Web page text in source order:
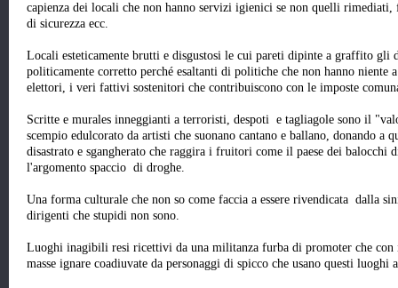
capienza dei locali che non hanno servizi igienici se non quelli
di sicurezza ecc.
Locali esteticamente brutti e disgustosi le cui pareti dipinte a graffito gli
politicamente corretto perché esaltanti di politiche che non hanno niente
elettori, i veri fattivi sostenitori che contribuiscono con le imposte
Scritte e murales inneggianti a terroristi, despoti e tagliagole sono il
scempio edulcorato da artisti che suonano cantano e ballano, donando a
disastrato e sgangherato che raggira i fruitori come il paese dei balocchi
l'argomento spaccio di droghe.
Una forma culturale che non so come faccia a essere rivendicata dalla
dirigenti che stupidi non sono.
Luoghi inagibili resi ricettivi da una militanza furba di promoter che
masse ignare coadiuvate da personaggi di spicco che usano questi